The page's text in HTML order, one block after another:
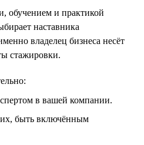
обучением и практикой
наставника
владелец бизнеса несёт
стажировки.
в вашей компании.
быть включённым